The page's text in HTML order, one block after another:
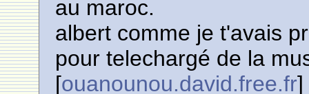
au maroc.
albert comme je t'avais
pour telechargé de la
[ouanounou.david.free.fr]